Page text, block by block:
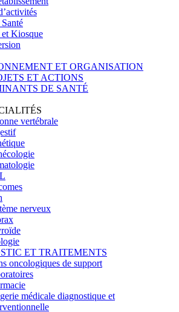
Kiosque
ET ORGANISATION
ET ACTIONS
DE SANTÉ
vertébrale
nerveux
ET TRAITEMENTS
oncologiques de support
médicale diagnostique et